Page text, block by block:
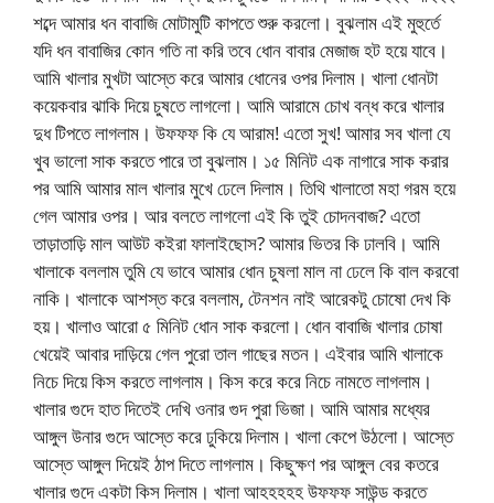
শব্দে আমার ধন বাবাজি মোটামুটি কাপতে শুরু করলো। বুঝলাম এই মুহুর্তে
যদি ধন বাবাজির কোন গতি না করি তবে ধোন বাবার মেজাজ হট হয়ে যাবে।
আমি খালার মুখটা আস্তে করে আমার ধোনের ওপর দিলাম। খালা ধোনটা
কয়েকবার ঝাকি দিয়ে চুষতে লাগলো। আমি আরামে চোখ বন্ধ করে খালার
দুধ টিপতে লাগলাম। উফফফ কি যে আরাম! এতো সুখ! আমার সব খালা যে
খুব ভালো সাক করতে পারে তা বুঝলাম। ১৫ মিনিট এক নাগারে সাক করার
পর আমি আমার মাল খালার মুখে ঢেলে দিলাম। তিথি খালাতো মহা গরম হয়ে
গেল আমার ওপর। আর বলতে লাগলো এই কি তুই চোদনবাজ? এতো
তাড়াতাড়ি মাল আউট কইরা ফালাইছোস? আমার ভিতর কি ঢালবি। আমি
খালাকে বললাম তুমি যে ভাবে আমার ধোন চুষলা মাল না ঢেলে কি বাল করবো
নাকি। খালাকে আশস্ত করে বললাম, টেনশন নাই আরেকটু চোষো দেখ কি
হয়। খালাও আরো ৫ মিনিট ধোন সাক করলো। ধোন বাবাজি খালার চোষা
খেয়েই আবার দাড়িয়ে গেল পুরো তাল গাছের মতন। এইবার আমি খালাকে
নিচে দিয়ে কিস করতে লাগলাম। কিস করে করে নিচে নামতে লাগলাম।
খালার গুদে হাত দিতেই দেখি ওনার গুদ পুরা ভিজা। আমি আমার মধ্যের
আঙ্গুল উনার গুদে আস্তে করে ঢুকিয়ে দিলাম। খালা কেপে উঠলো। আস্তে
আস্তে আঙ্গুল দিয়েই ঠাপ দিতে লাগলাম। কিছুক্ষণ পর আঙ্গুল বের কতরে
খালার গুদে একটা কিস দিলাম। খালা আহহহহহ উফফফ সাউন্ড করতে